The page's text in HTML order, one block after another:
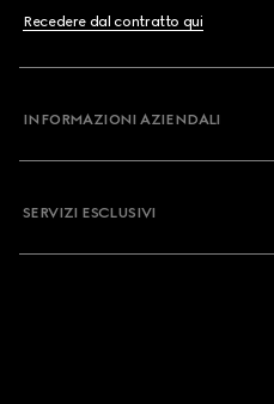
Recedere dal contratto qui
INFORMAZIONI AZIENDALI
SERVIZI ESCLUSIVI